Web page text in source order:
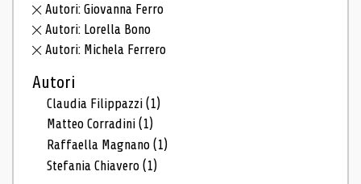
Autori: Giovanna Ferro
Autori: Lorella Bono
Autori: Michela Ferrero
Autori
Claudia Filippazzi(1)
Matteo Corradini(1)
Raffaella Magnano(1)
Stefania Chiavero(1)